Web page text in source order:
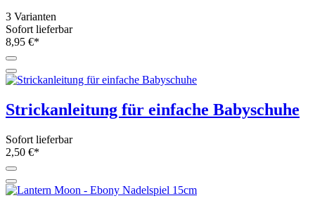
3 Varianten
Sofort lieferbar
8,95 €*
Strickanleitung für einfache Babyschuhe
Sofort lieferbar
2,50 €*